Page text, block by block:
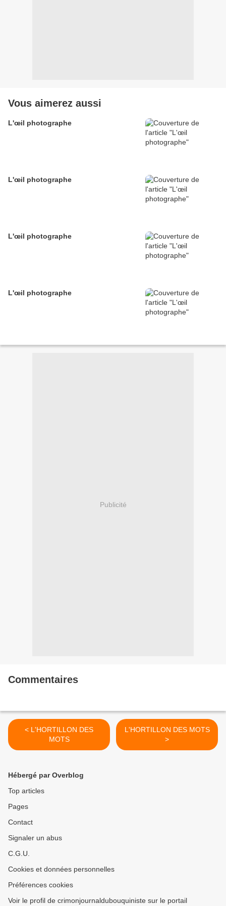
Vous aimerez aussi
L'œil photographe
L'œil photographe
L'œil photographe
L'œil photographe
Publicité
Commentaires
< L'HORTILLON DES
MOTS
L'HORTILLON DES MOTS
>
Hébergé par Overblog
Top articles
Pages
Contact
Signaler un abus
C.G.U.
Cookies et données personnelles
Préférences cookies
Voir le profil de crimonjournaldubouquiniste sur le portail